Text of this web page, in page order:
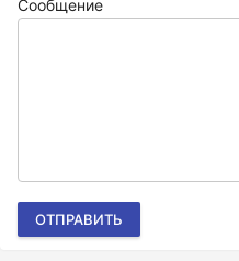
Сообщение
ОТПРАВИТЬ